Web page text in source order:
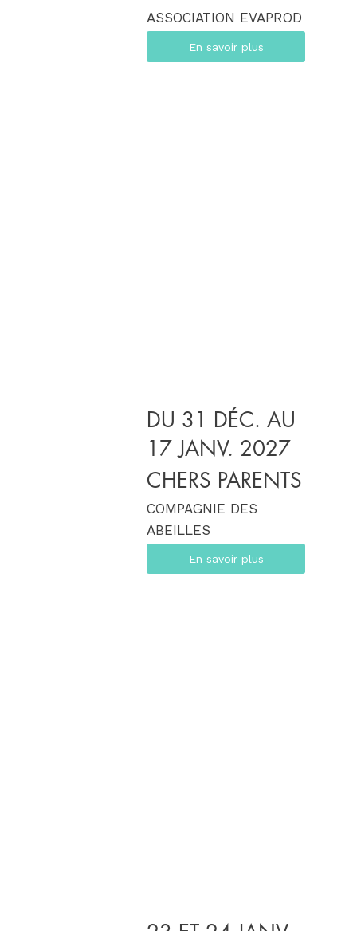
ASSOCIATION EVAPROD
En savoir plus
DU 31 DÉC. AU
17 JANV. 2027
CHERS PARENTS
COMPAGNIE DES
ABEILLES
En savoir plus